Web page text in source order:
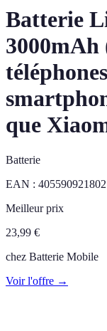
Batterie
3000mAh
que
Batterie
EAN :
Meilleur prix
23,99 €
chez Batterie Mobile
Voir l'offre →